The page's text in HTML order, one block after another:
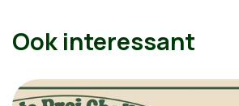
Ook interessant